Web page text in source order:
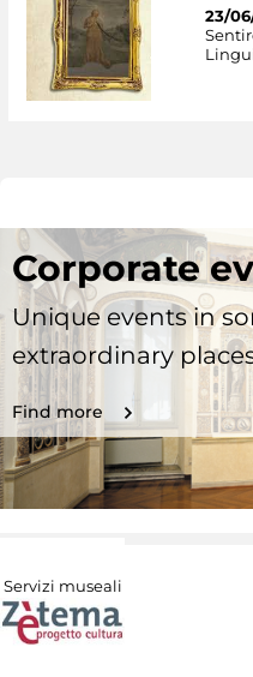
23/
Corporate
Unique events in
extraordinary
Find more
Servizi museali